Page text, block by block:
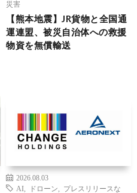
災害
【熊本地震】JR貨物と全国通
運連盟、被災自治体への救援
物資を無償輸送
2026.08.03
AI
ドローン
プレスリリースな